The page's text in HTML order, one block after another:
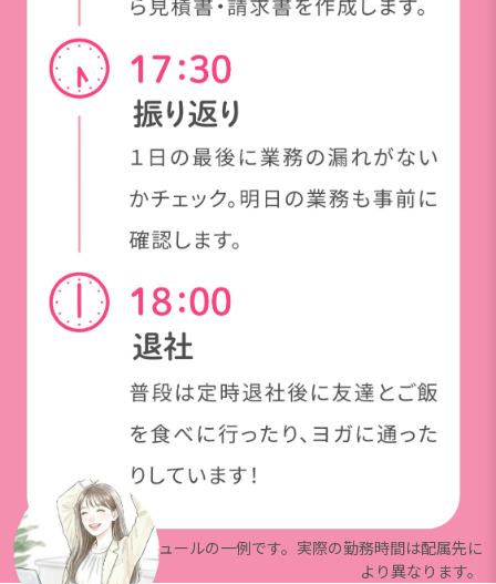
※上記は就業スケジュールの一例です。実際の勤務時間は配属先に
より異なります。